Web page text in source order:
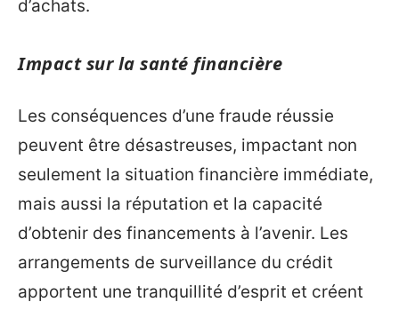
d’achats.
Impact sur la santé financière
Les conséquences d’une fraude réussie
peuvent être désastreuses, impactant non
seulement la situation financière immédiate,
mais aussi la réputation et la capacité
d’obtenir des financements à l’avenir. Les
arrangements de surveillance du crédit
apportent une tranquillité d’esprit et créent